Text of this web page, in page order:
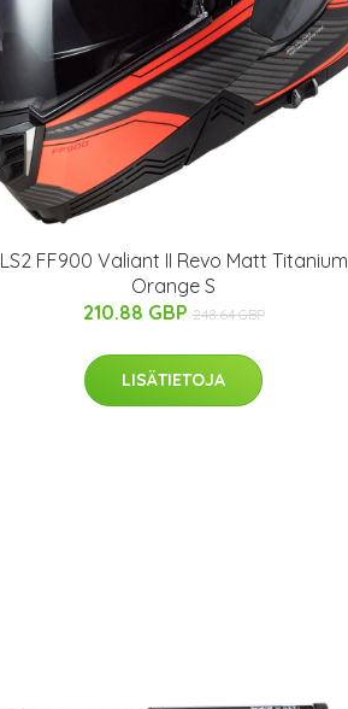
LS2 FF900 Valiant II Revo Matt Titanium
Orange S
210.88 GBP 248.64 GBP
LISÄTIETOJA